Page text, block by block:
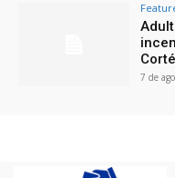
7 de